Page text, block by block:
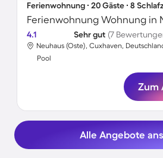
Ferienwohnung ∙ 20 Gäste ∙ 8
4.1 Sehr gut (7
Neuhaus (Oste), Cuxhaven,
Pool
Zum
Alle Angebote